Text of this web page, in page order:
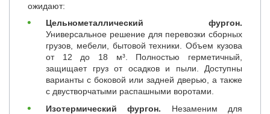
ожидают:
Цельнометаллический фургон.
Универсальное решение для перевозки сборных
грузов, мебели, бытовой техники. Объем кузова
от 12 до 18 м³. Полностью герметичный,
защищает груз от осадков и пыли. Доступны
варианты с боковой или задней дверью, а также
с двустворчатыми распашными воротами.
Изотермический фургон. Незаменим для